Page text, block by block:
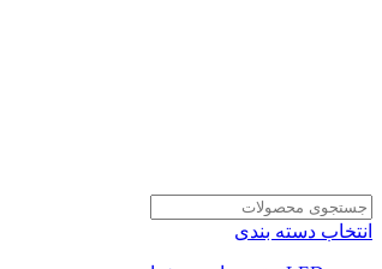
انتخاب دسته بندی